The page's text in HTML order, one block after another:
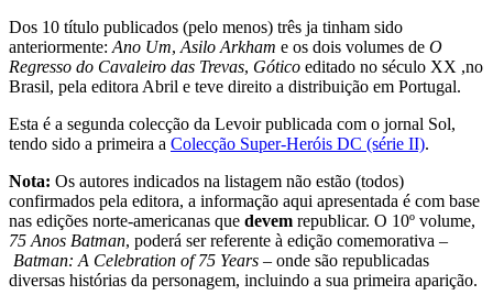
Dos 10 título publicados (pelo menos) três ja tinham sido
anteriormente: Ano Um, Asilo Arkham e os dois volumes de O
Regresso do Cavaleiro das Trevas, Gótico editado no século XX ,no
Brasil, pela editora Abril e teve direito a distribuição em Portugal.
Esta é a segunda colecção da Levoir publicada com o jornal Sol,
tendo sido a primeira a Colecção Super-Heróis DC (série II).
Nota: Os autores indicados na listagem não estão (todos)
confirmados pela editora, a informação aqui apresentada é com base
nas edições norte-americanas que devem republicar. O 10º volume,
75 Anos Batman, poderá ser referente à edição comemorativa –
Batman: A Celebration of 75 Years – onde são republicadas
diversas histórias da personagem, incluindo a sua primeira aparição.